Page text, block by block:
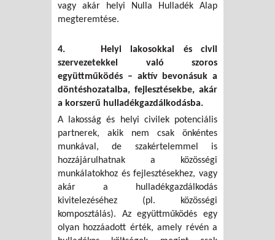
vagy akár helyi Nulla Hulladék Alap
megteremtése.
4. Helyi lakosokkal és civil
szervezetekkel való szoros
együttműködés – aktív bevonásuk a
döntéshozatalba, fejlesztésekbe, akár
a korszerű hulladékgazdálkodásba.
A lakosság és helyi civilek potenciális
partnerek, akik nem csak önkéntes
munkával, de szakértelemmel is
hozzájárulhatnak a közösségi
munkálatokhoz és fejlesztésekhez, vagy
akár a hulladékgazdálkodás
kivitelezéséhez (pl. közösségi
komposztálás). Az együttműködés egy
olyan hozzáadott érték, amely révén a